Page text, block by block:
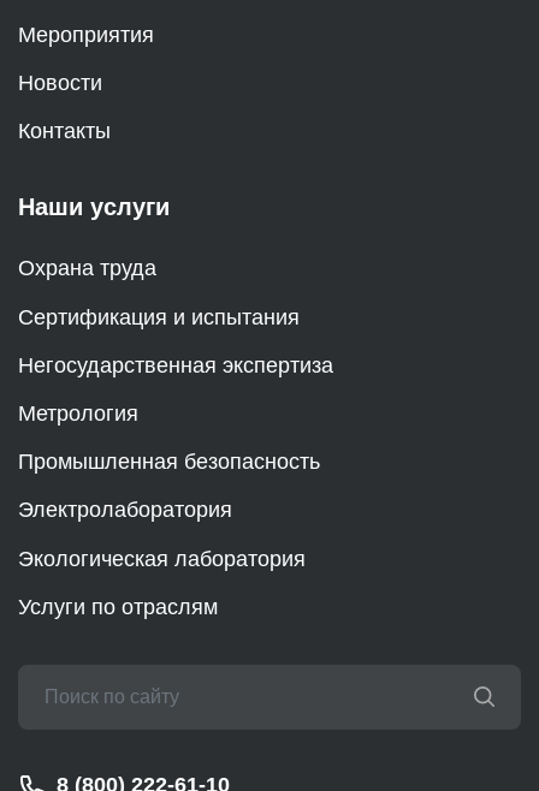
Мероприятия
Новости
Контакты
Наши услуги
Охрана труда
Сертификация и испытания
Негосударственная экспертиза
Метрология
Промышленная безопасность
Электролаборатория
Экологическая лаборатория
Услуги по отраслям
8 (800) 222-61-10